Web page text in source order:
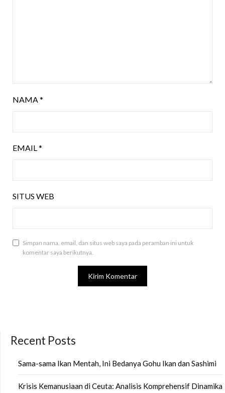
NAMA*
EMAIL*
SITUS WEB
Simpan nama, email, dan situs web saya pada peramban ini untuk
komentar saya berikutnya.
Recent Posts
Sama-sama Ikan Mentah, Ini Bedanya Gohu Ikan dan Sashimi
Krisis Kemanusiaan di Ceuta: Analisis Komprehensif Dinamika